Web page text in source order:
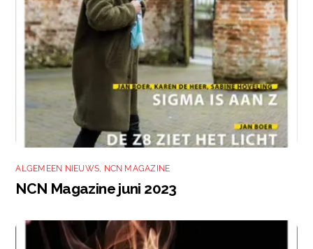
ALGEMEEN NIEUWS NCN MAGAZINE
NCN Magazine juni 2023